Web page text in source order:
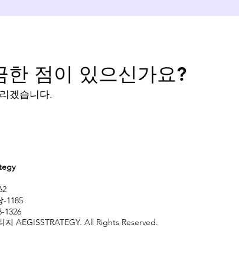
한 점이 있으신가요?
겠습니다.
-1185
1326
지 AEGISSTRATEGY. All Rights Reserved.